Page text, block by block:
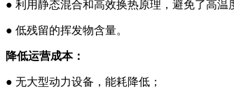
● 利用静态混合和高效换热原理，避免了高温
● 低残留的挥发物含量。
降低运营成本：
● 无大型动力设备，能耗降低；